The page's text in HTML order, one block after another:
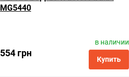
MG5440
554 грн
в наличии
Купить
ColorWay
Код товара:
ink.c.450/550.5